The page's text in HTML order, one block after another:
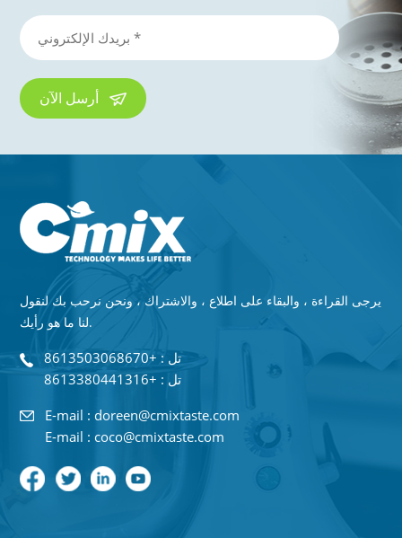
يرجى القراءة ، والبقاء على اطلاع ، والاشتراك ، ونحن نرحب بك لنقول
لنا ما هو رأيك.
تل : +8613503068670
تل : +8613380441316
E-mail : doreen@cmixtaste.com
E-mail : coco@cmixtaste.com